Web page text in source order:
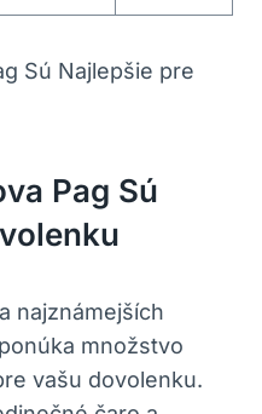
Pag Sú
najznámejších
množstvo
vašu dovolenku.